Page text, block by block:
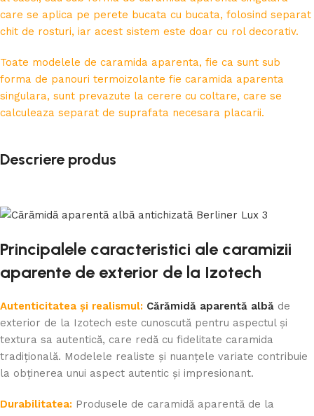
care se aplica pe perete bucata cu bucata, folosind separat
chit de rosturi, iar acest sistem este doar cu rol decorativ.
Toate modelele de caramida aparenta, fie ca sunt sub
forma de panouri termoizolante fie caramida aparenta
singulara, sunt prevazute la cerere cu coltare, care se
calculeaza separat de suprafata necesara placarii.
Descriere produs
Principalele caracteristici ale caramizii
aparente de exterior de la Izotech
Autenticitatea și realismul: Cărămidă aparentă albă de
exterior de la Izotech este cunoscută pentru aspectul și
textura sa autentică, care redă cu fidelitate caramida
tradițională. Modelele realiste și nuanțele variate contribuie
la obținerea unui aspect autentic și impresionant.
Durabilitatea: Produsele de caramidă aparentă de la